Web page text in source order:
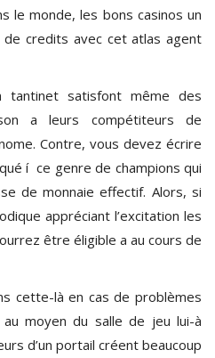
le monde, les bons casinos un
de credits avec cet atlas agent
tantinet satisfont même des
a leurs compétiteurs de
Contre, vous devez écrire
í ce genre de champions qui
de monnaie effectif. Alors, si
appréciant l’excitation les
être éligible a au cours de
cette-là en cas de problèmes
moyen du salle de jeu lui-à
d’un portail créent beaucoup